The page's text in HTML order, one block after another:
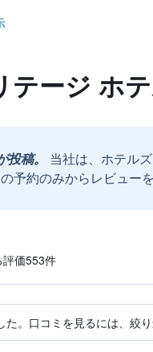
テージ ホ
稿。
当社は、ホテル
予約のみからレビュー
価553​件
。口コミを見るには、絞